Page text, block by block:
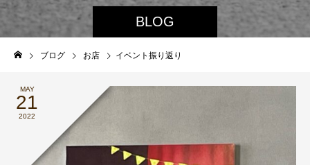
BLOG
ブログ お店 イベント振り返り
MAY
21
2022